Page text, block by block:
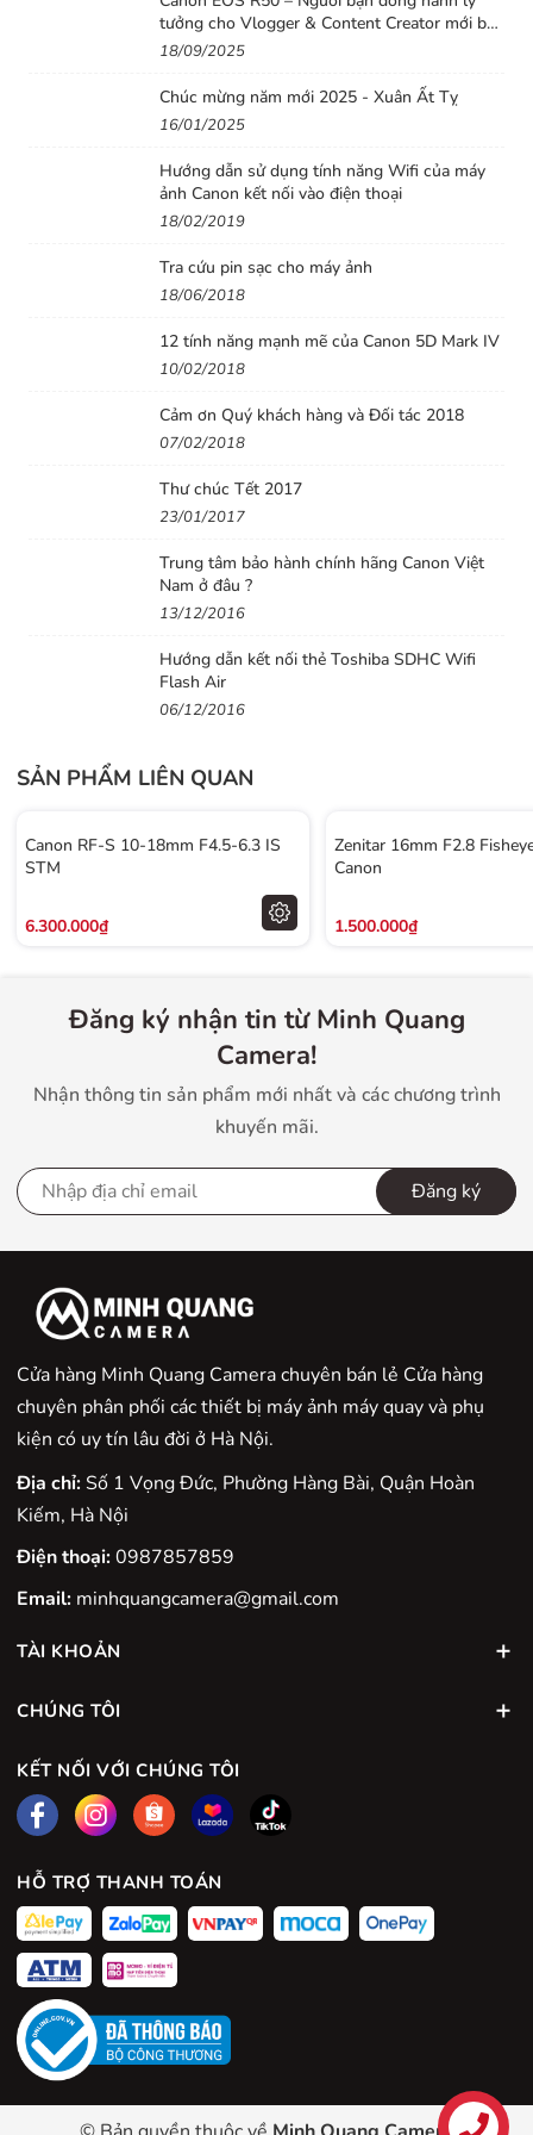
tưởng cho Vlogger & Content Creator mới bắt
đầu
18/09/2025
Chúc mừng năm mới 2025 - Xuân Ất Tỵ
16/01/2025
Hướng dẫn sử dụng tính năng Wifi của máy
ảnh Canon kết nối vào điện thoại
18/02/2019
Tra cứu pin sạc cho máy ảnh
18/06/2018
12 tính năng mạnh mẽ của Canon 5D Mark IV
10/02/2018
Cảm ơn Quý khách hàng và Đối tác 2018
07/02/2018
Thư chúc Tết 2017
23/01/2017
Trung tâm bảo hành chính hãng Canon Việt
Nam ở đâu ?
13/12/2016
Hướng dẫn kết nối thẻ Toshiba SDHC Wifi
Flash Air
06/12/2016
SẢN PHẨM LIÊN QUAN
Canon RF-S 10-18mm F4.5-6.3 IS
STM
6.300.000₫
Zenitar 16mm F2.8
Canon
1.500.000₫
Đăng ký nhận tin từ Minh Quang
Camera!
Nhận thông tin sản phẩm mới nhất và các chương trình
khuyến mãi.
Đăng ký
Cửa hàng Minh Quang Camera chuyên bán lẻ Cửa hàng
chuyên phân phối các thiết bị máy ảnh máy quay và phụ
kiện có uy tín lâu đời ở Hà Nội.
Địa chỉ:Số 1 Vọng Đức, Phường Hàng Bài, Quận Hoàn
Kiếm, Hà Nội
Điện thoại:0987857859
Email: minhquangcamera@gmail.com
TÀI KHOẢN
CHÚNG TÔI
KẾT NỐI VỚI CHÚNG TÔI
HỖ TRỢ THANH TOÁN